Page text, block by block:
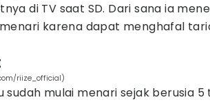
di TV saat SD. Dari sana ia
karena dapat menghafal
riize_official)
sudah mulai menari sejak berusia 5